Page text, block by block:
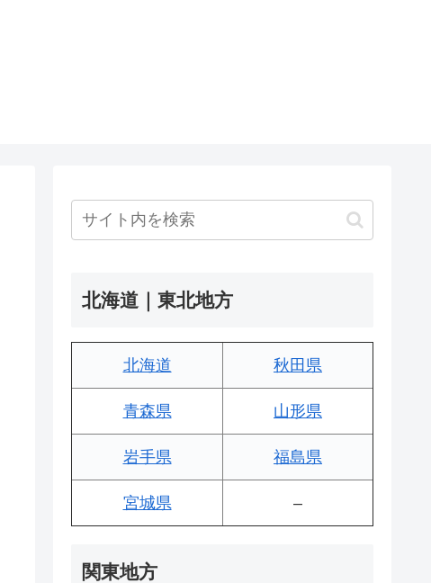
北海道｜東北地方
北海道 秋田県
青森県 山形県
岩手県 福島県
宮城県 –
関東地方